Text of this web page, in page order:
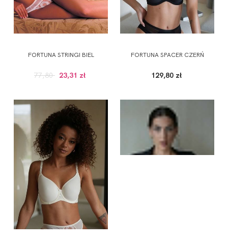
FORTUNA STRINGI BIEL
77,80 23,31 zł
FORTUNA SPACER CZERŃ
129,80 zł